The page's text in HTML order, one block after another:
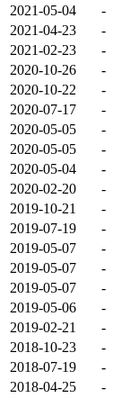
2021-05-04 -
2021-04-23
-
2021-02-23
-
2020-10-26
-
2020-10-22
-
2020-07-17
-
2020-05-05
-
2020-05-05
-
2020-05-04
-
2020-02-20
-
2019-10-21
-
2019-07-19
-
2019-05-07
-
2019-05-07
-
2019-05-07
-
2019-05-06
-
2019-02-21
-
2018-10-23
-
2018-07-19
-
2018-04-25
-